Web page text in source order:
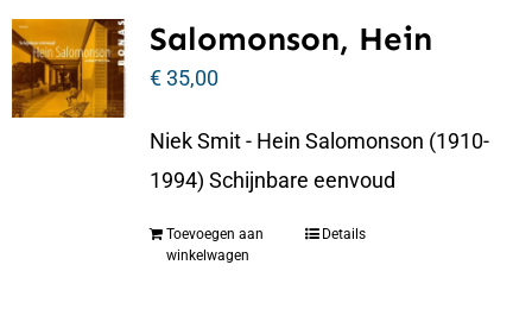
Salomonson, Hein
€35,00
Niek Smit - Hein Salomonson (1910-
1994) Schijnbare eenvoud
Toevoegen aan
winkelwagen
Details